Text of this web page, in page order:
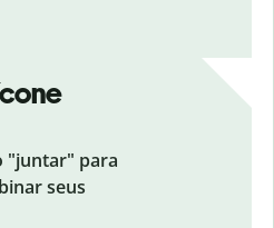
"juntar" para
seus